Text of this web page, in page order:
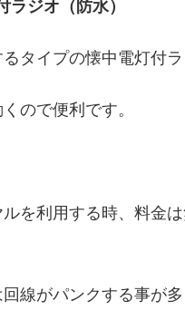
ラジオ（防水）
タイプの懐中電灯付ラ
ので便利です。
を利用する時、料金
線がパンクする事が多